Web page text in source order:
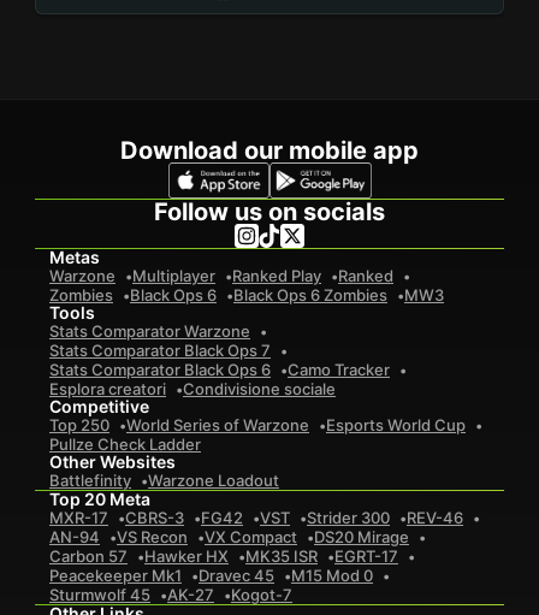
Download our mobile app
Follow us on socials
Metas
Warzone Multiplayer Ranked Play
Ranked
Zombies
Black Ops 6 Black Ops 6 Zombies MW3
Tools
Stats Comparator Warzone
Stats Comparator Black Ops 7
Stats Comparator Black Ops 6
Camo Tracker
Esplora creatori
Condivisione sociale
Competitive
Top 250 World Series of Warzone
Esports World Cup
Pullze Check Ladder
Other Websites
Battlefinity Warzone Loadout
Top 20 Meta
MXR-17 CBRS-3 FG42 VST Strider 300
REV-46
AN-94
VS Recon VX Compact
DS20 Mirage
Carbon 57
Hawker HX MK35 ISR
EGRT-17
Peacekeeper Mk1
Dravec 45
M15 Mod 0
Sturmwolf 45
AK-27 Kogot-7